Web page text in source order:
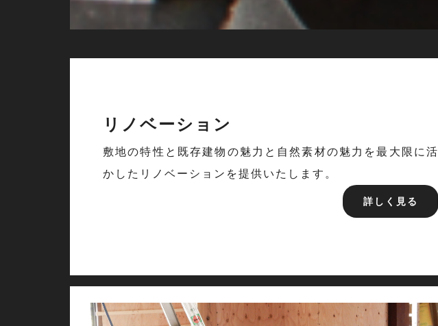
リノベーション
敷地の特性と既存建物の魅力と自然素材の魅力を最大限に活
かしたリノベーションを提供いたします。
詳しく見る